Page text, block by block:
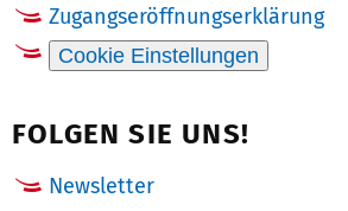
Zugangseröffnungserklärung
Cookie Einstellungen
FOLGEN SIE UNS!
Newsletter